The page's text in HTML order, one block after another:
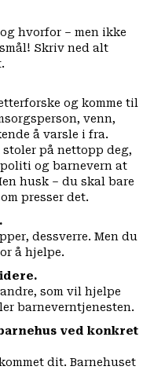
hvorfor – men ikke
Skriv ned alt
og komme til
venn,
å varsle i fra.
på nettopp deg,
og barnevern at
husk – du skal bare
presser det.
dessverre. Men du
å hjelpe.
som vil hjelpe
barneverntjenesten.
ved konkret
dit. Barnehuset